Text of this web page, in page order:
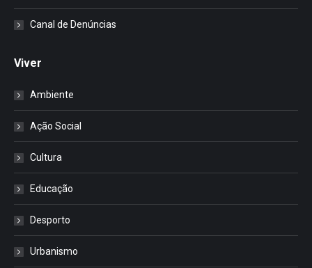
Canal de Denúncias
Viver
Ambiente
Ação Social
Cultura
Educação
Desporto
Urbanismo